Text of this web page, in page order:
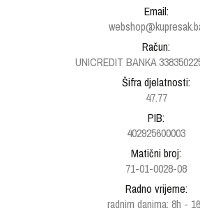
Email:
Račun:
UNICREDIT BANKA
Šifra djelatnosti:
47.77
PIB:
402925600003
Matični broj:
71-01-0028-08
Radno vrijeme:
radnim danima: 8h -